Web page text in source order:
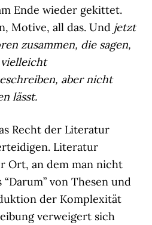
Ende wieder gekittet.
Motive, all das. Und jetzt
zusammen, die sagen,
vielleicht
aber nicht
lässt.
Recht der Literatur
Literatur
Ort, an dem man nicht
von Thesen und
der Komplexität
verweigert sich